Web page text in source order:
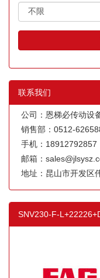
联系我们
公司：恩梯必传动设
销售部：0512-
手机：18912792857
邮箱：
地址：昆山市开发区
SNV230-F-